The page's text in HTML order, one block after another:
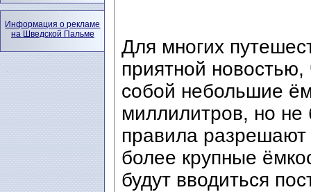
Для многих
приятной новостью,
собой небольшие
миллилитров, но
правила разрешают
более крупные
будут вводиться
Информация о рекламе
на Шведской Пальме